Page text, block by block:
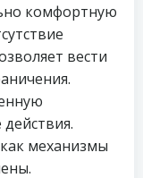
комфортную
вести
механизмы